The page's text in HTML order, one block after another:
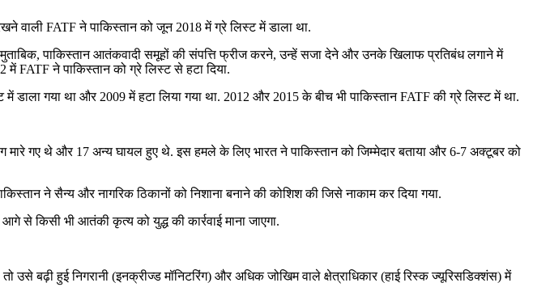
वाली FATF ने पाकिस्तान को जून 2018 में ग्रे लिस्ट में डाला था.
पाकिस्तान आतंकवादी समूहों की संपत्ति फ्रीज करने, उन्हें सजा देने और उनके खिलाफ प्रतिबंध लगाने में
FATF ने पाकिस्तान को ग्रे लिस्ट से हटा दिया.
डाला गया था और 2009 में हटा लिया गया था. 2012 और 2015 के बीच भी पाकिस्तान FATF की ग्रे लिस्ट में था.
गए थे और 17 अन्य घायल हुए थे. इस हमले के लिए भारत ने पाकिस्तान को जिम्मेदार बताया और 6-7 अक्टूबर को
ने सैन्य और नागरिक ठिकानों को निशाना बनाने की कोशिश की जिसे नाकाम कर दिया गया.
से किसी भी आतंकी कृत्य को युद्ध की कार्रवाई माना जाएगा.
बढ़ी हुई निगरानी (इनक्रीज्ड मॉनिटरिंग) और अधिक जोखिम वाले क्षेत्राधिकार (हाई रिस्क ज्यूरिसडिक्शंस) में